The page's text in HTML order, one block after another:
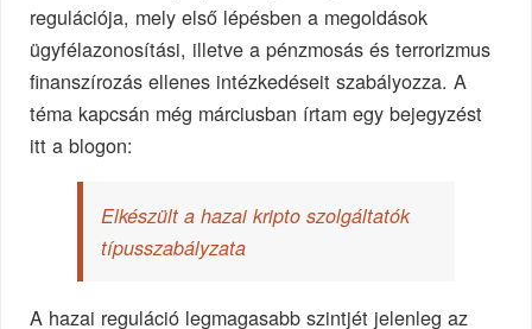
regulációja, mely első lépésben a megoldások
ügyfélazonosítási, illetve a pénzmosás és terrorizmus
finanszírozás ellenes intézkedéseit szabályozza. A
téma kapcsán még márciusban írtam egy bejegyzést
itt a blogon:
Elkészült a hazai kripto szolgáltatók
típusszabályzata
A hazai reguláció legmagasabb szintjét jelenleg az